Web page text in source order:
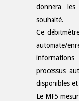
donnera
souhaité.
Ce
automate/
processus
disponibles et
Le MF5